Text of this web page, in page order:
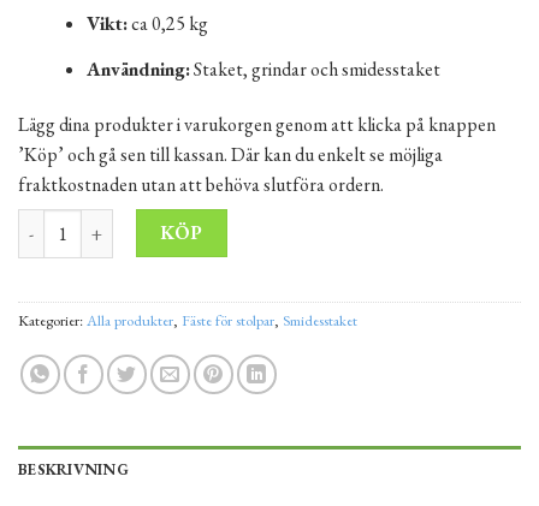
Vikt:ca 0,25 kg
Användning:Staket, grindar och smidesstaket
Lägg dina produkter i varukorgen genom att klicka på knappen
’Köp’ och gå sen till kassan. Där kan du enkelt se möjliga
fraktkostnaden utan att behöva slutföra ordern.
Stolpfäste Flamingo 50x50 mm – svart fäste för staketstolpe mängd
KÖP
Kategorier:Alla produkter, Fäste för stolpar, Smidesstaket
BESKRIVNING